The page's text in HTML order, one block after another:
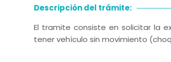
Descripción del trámite:
El tramite consiste en solicitar la
tener vehículo sin movimiento